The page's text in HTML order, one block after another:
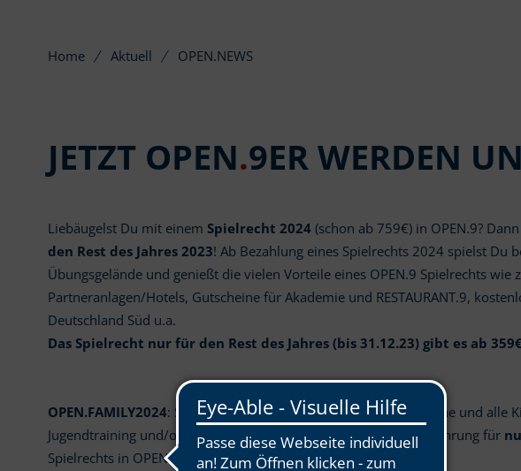
Home Aktuell OPEN.NEWS
JETZT OPEN.9ER WERDEN
Liebäugelst Du mit einem Spielrecht 2024(schon ab 759€) in OPEN.9?
den Rest des Jahres 2023! Ab Bezahlung eines Spielrechts 2024 spielst Du
Übungsgelände und genießt die vielen Vorteile eines OPEN.9 Spielrechts wie
Partneranlagen/Hotels, Gutscheine für Akademie und RESTAURANT.9,
Deutschland Süd u.a.
Das Spielrecht nur für den Rest des Jahres (bis 31.12.23) gibt es ab
OPEN.FAMILY2024: Spielrecht für die ganze Familie (2 Erwachsene und alle
Jugendtraining und/oder hat Platzreife) inkl. DGV-Ausweis/Hcp.führung für
Spielrechts in OPEN.9.